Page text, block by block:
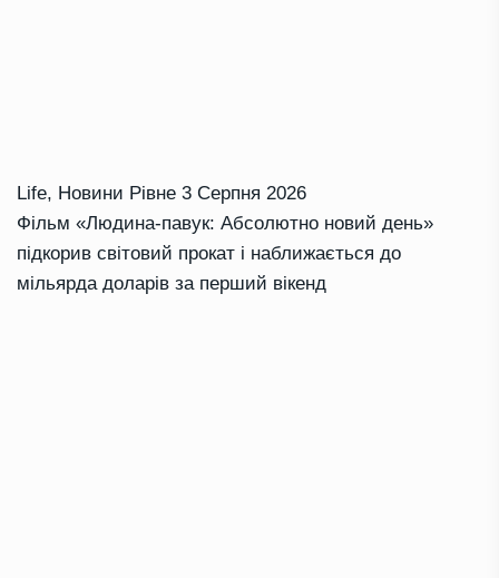
Life, Новини Рівне 3 Серпня 2026
Фільм «Людина-павук: Абсолютно новий день»
підкорив світовий прокат і наближається до
мільярда доларів за перший вікенд